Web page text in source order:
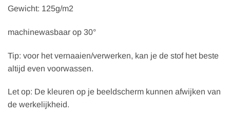
Gewicht: 125g/m2
machinewasbaar op 30°
Tip: voor het vernaaien/verwerken, kan je de stof het beste
altijd even voorwassen.
Let op: De kleuren op je beeldscherm kunnen afwijken van
de werkelijkheid.